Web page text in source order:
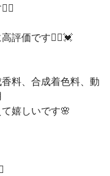
評価です🙆‍♀️💓
料、合成着色料、動
嬉しいです🌸